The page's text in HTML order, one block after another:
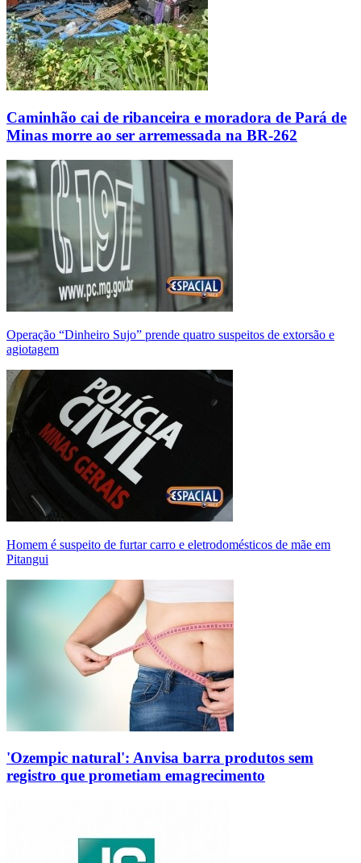
Caminhão cai de ribanceira e moradora de Pará de
Minas morre ao ser arremessada na BR-262
Operação “Dinheiro Sujo” prende quatro suspeitos de extorsão e
agiotagem
Homem é suspeito de furtar carro e eletrodomésticos de mãe em
Pitangui
'Ozempic natural': Anvisa barra produtos sem
registro que prometiam emagrecimento